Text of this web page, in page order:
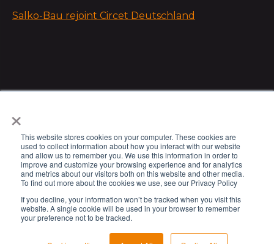
×
This website stores cookies on your computer. These cookies are
used to collect information about how you interact with our website
and allow us to remember you. We use this information in order to
improve and customize your browsing experience and for analytics
and metrics about our visitors both on this website and other media.
To find out more about the cookies we use, see our Privacy Policy
If you decline, your information won’t be tracked when you visit this
website. A single cookie will be used in your browser to remember
your preference not to be tracked.
Salko-Bau rejoint Circet Deutschland